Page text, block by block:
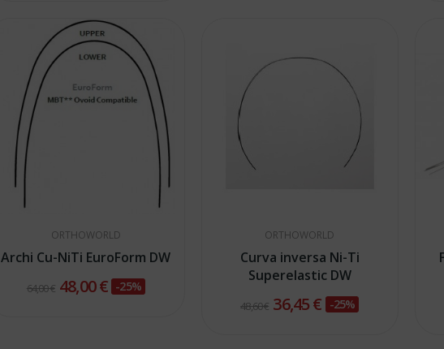
ORTHOWORLD
Archi Cu-NiTi EuroForm DW
64,00 € 48,00 € -25%
ORTHOWORLD
Curva inversa Ni-Ti
Superelastic DW
48,60 € 36,45 € -25%